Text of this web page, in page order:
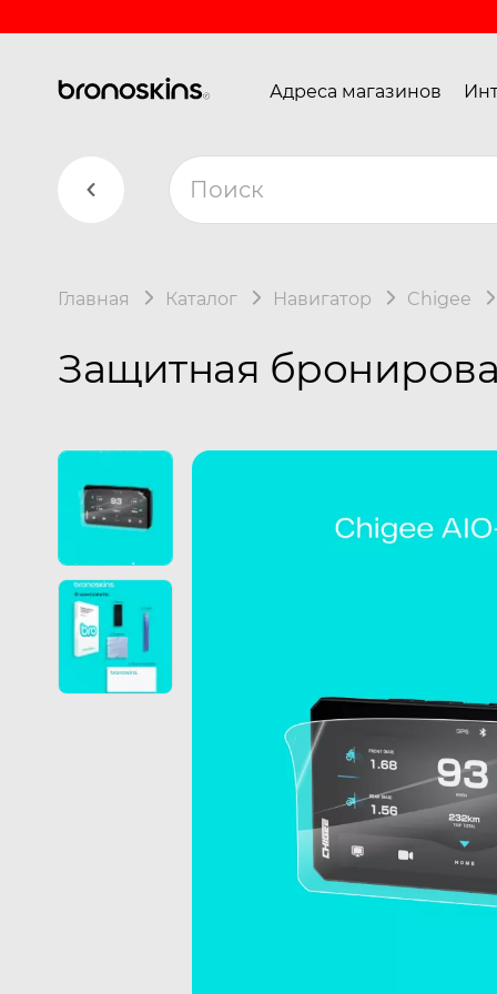
Адреса магазинов
Главная Каталог Навигатор Chigee
Защитная